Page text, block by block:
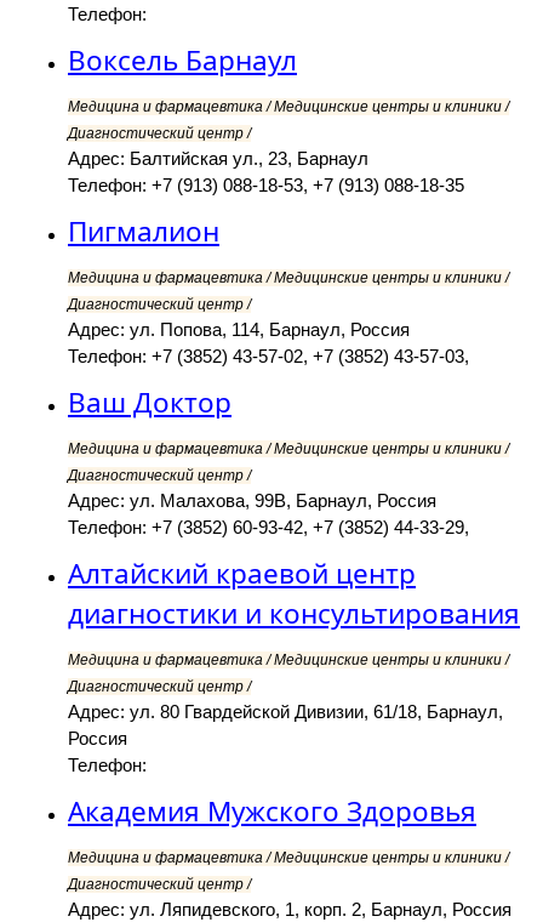
Телефон:
Воксель Барнаул
Медицина и фармацевтика / Медицинские центры и клиники /
Диагностический центр /
Адрес: Балтийская ул., 23, Барнаул
Телефон: +7 (913) 088-18-53, +7 (913) 088-18-35
Пигмалион
Медицина и фармацевтика / Медицинские центры и клиники /
Диагностический центр /
Адрес: ул. Попова, 114, Барнаул, Россия
Телефон: +7 (3852) 43-57-02, +7 (3852) 43-57-03,
Ваш Доктор
Медицина и фармацевтика / Медицинские центры и клиники /
Диагностический центр /
Адрес: ул. Малахова, 99В, Барнаул, Россия
Телефон: +7 (3852) 60-93-42, +7 (3852) 44-33-29,
Алтайский краевой центр
диагностики и консультирования
Медицина и фармацевтика / Медицинские центры и клиники /
Диагностический центр /
Адрес: ул. 80 Гвардейской Дивизии, 61/18, Барнаул,
Россия
Телефон:
Академия Мужского Здоровья
Медицина и фармацевтика / Медицинские центры и клиники /
Диагностический центр /
Адрес: ул. Ляпидевского, 1, корп. 2, Барнаул, Россия